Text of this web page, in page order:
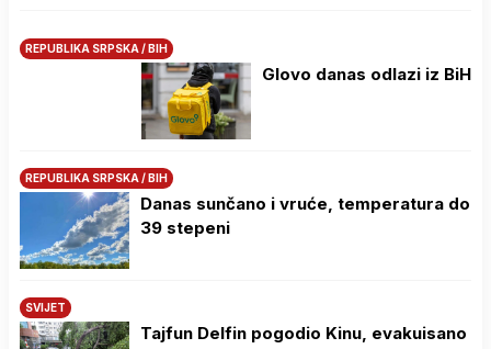
REPUBLIKA SRPSKA / BIH
Glovo danas odlazi iz BiH
REPUBLIKA SRPSKA / BIH
Danas sunčano i vruće, temperatura do
39 stepeni
SVIJET
Tajfun Delfin pogodio Kinu, evakuisano